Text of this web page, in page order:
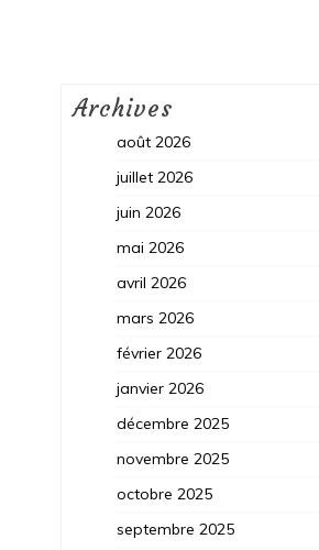
Archives
août 2026
juillet 2026
juin 2026
mai 2026
avril 2026
mars 2026
février 2026
janvier 2026
décembre 2025
novembre 2025
octobre 2025
septembre 2025